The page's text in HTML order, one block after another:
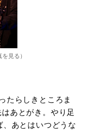
を見る ）
たらしきところま
あとがき。やり足
、あとはいつどうな